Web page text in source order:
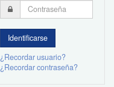
¿Recordar usuario?
¿Recordar contraseña?